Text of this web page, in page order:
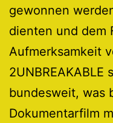
gewonnen
dienten und dem
Aufmerksamkeit
bundesweit, was
Dokumentarfilm